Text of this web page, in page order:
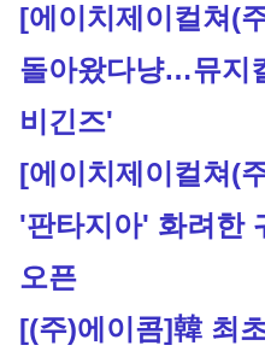
[에이치제이컬쳐(
돌아왔다냥…뮤지
비긴즈'
[에이치제이컬쳐(
'판타지아' 화려한
오픈
[(주)에이콤]韓 최